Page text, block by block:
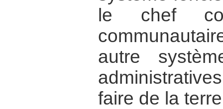
le chef
autre
faire de la